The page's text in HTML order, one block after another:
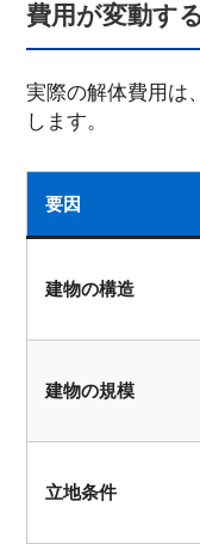
費用が変動す
実際の解体費用は
します。
要因
建物の構造
建物の規模
立地条件